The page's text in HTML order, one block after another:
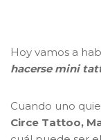
Hoy vamos a
hacerse mini
Cuando uno
Circe Tattoo,